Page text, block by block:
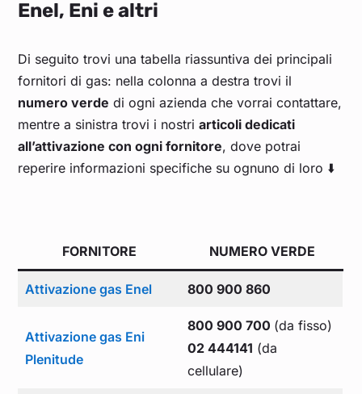
Enel, Eni e altri
Di seguito trovi una tabella riassuntiva dei principali
fornitori di gas: nella colonna a destra trovi il
numero verde di ogni azienda che vorrai contattare,
mentre a sinistra trovi i nostriarticoli dedicati
all’attivazione con ogni fornitore, dove potrai
reperire informazioni specifiche su ognuno di loro ⬇️
FORNITORE NUMERO VERDE
Attivazione gas Enel 800 900 860
Attivazione gas Eni
Plenitude
800 900 700 (da fisso)
02 444141 (da
cellulare)